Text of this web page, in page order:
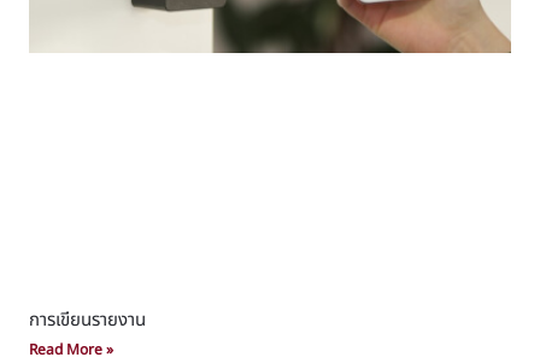
การเขียนรายงาน
Read More »